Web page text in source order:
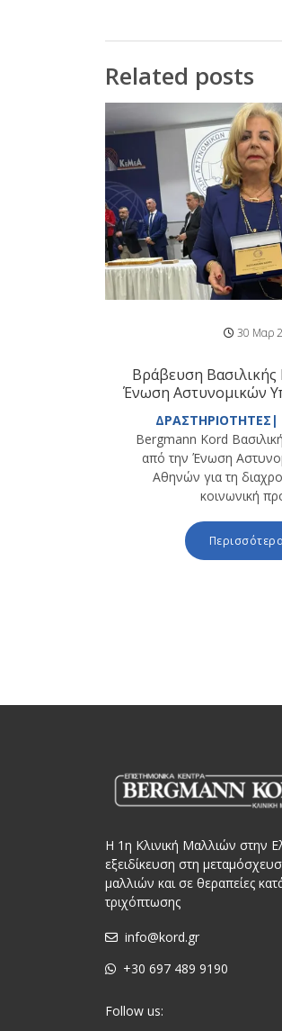
Related posts
30 Μαρ
Βράβευση
Ένωση Αστυνομικών
ΔΡΑΣΤΗΡΙΟΤΗΤΕΣ|
Bergmann Kord
από την Ένωση
Αθηνών για τη
κοινωνική
Η 1η Κλινική Μαλλιών στην
εξειδίκευση στη
μαλλιών και σε θεραπείες
τριχόπτωσης
info@kord.gr
+30 697 489 9190
Follow us: